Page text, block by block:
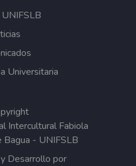
Universitaria
Intercultural Fabiola
Bagua - UNIFSLB
Desarrollo por